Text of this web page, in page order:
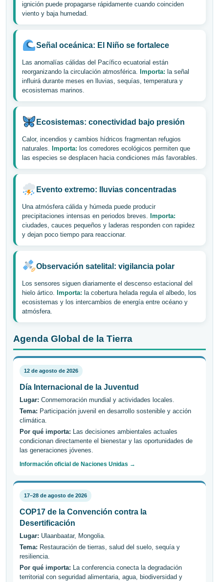
ignición puede propagarse rápidamente cuando coinciden
viento y baja humedad.
Señal oceánica: El Niño se fortalece
Las anomalías cálidas del Pacífico ecuatorial están
reorganizando la circulación atmosférica. Importa: la señal
influirá durante meses en lluvias, sequías, temperatura y
ecosistemas marinos.
Ecosistemas: conectividad bajo presión
Calor, incendios y cambios hídricos fragmentan refugios
naturales. Importa: los corredores ecológicos permiten que
las especies se desplacen hacia condiciones más favorables.
Evento extremo: lluvias concentradas
Una atmósfera cálida y húmeda puede producir
precipitaciones intensas en periodos breves. Importa:
ciudades, cauces pequeños y laderas responden con rapidez
y dejan poco tiempo para reaccionar.
Observación satelital: vigilancia polar
Los sensores siguen diariamente el descenso estacional del
hielo ártico. Importa: la cobertura helada regula el albedo, los
ecosistemas y los intercambios de energía entre océano y
atmósfera.
Agenda Global de la Tierra
12 de agosto de 2026
Día Internacional de la Juventud
Lugar: Conmemoración mundial y actividades locales.
Tema: Participación juvenil en desarrollo sostenible y acción
climática.
Por qué importa: Las decisiones ambientales actuales
condicionan directamente el bienestar y las oportunidades de
las generaciones jóvenes.
Información oficial de Naciones Unidas →
17–28 de agosto de 2026
COP17 de la Convención contra la
Desertificación
Lugar: Ulaanbaatar, Mongolia.
Tema: Restauración de tierras, salud del suelo, sequía y
resiliencia.
Por qué importa: La conferencia conecta la degradación
territorial con seguridad alimentaria, agua, biodiversidad y